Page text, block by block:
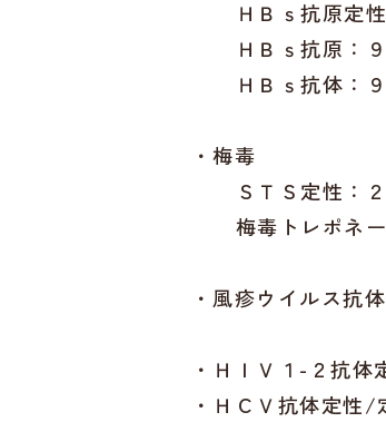
ＨＢｓ抗原定
ＨＢｓ抗原：
ＨＢｓ抗体：
・梅毒
ＳＴＳ定性：
梅毒トレポネ
・風疹ウイルス抗
・ＨＩＶ１-２抗体
・ＨＣＶ抗体定性/